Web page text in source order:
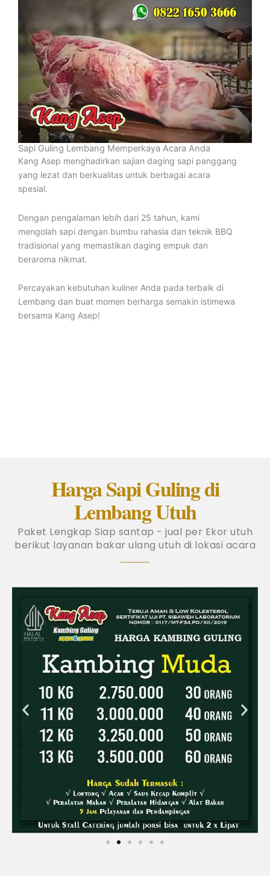
Sapi Guling Lembang Memperkaya Acara Anda
Kang Asep menghadirkan sajian daging sapi panggang
yang lezat dan berkualitas untuk berbagai acara
spesial.
Dengan pengalaman lebih dari 25 tahun, kami
mengolah sapi dengan bumbu rahasia dan teknik BBQ
tradisional yang memastikan daging empuk dan
beraroma nikmat.
Percayakan kebutuhan kuliner Anda pada terbaik di
Lembang dan buat momen berharga semakin istimewa
bersama Kang Asep!
Harga Sapi Guling di
Lembang Utuh
Paket Lengkap Siap santap - jual per Ekor utuh
berikut layanan bakar ulang utuh di lokasi acara